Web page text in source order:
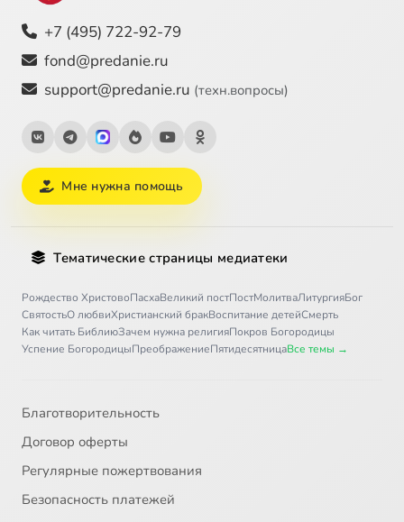
+7 (495) 722-92-79
fond@predanie.ru
support@predanie.ru (техн.вопросы)
Мне нужна помощь
Тематические страницы медиатеки
Рождество ХристовоПасхаВеликий постПостМолитваЛитургияБог
СвятостьО любвиХристианский бракВоспитание детейСмерть
Как читать БиблиюЗачем нужна религияПокров Богородицы
Успение БогородицыПреображениеПятидесятницаВсе темы →
Благотворительность
Договор оферты
Регулярные пожертвования
Безопасность платежей